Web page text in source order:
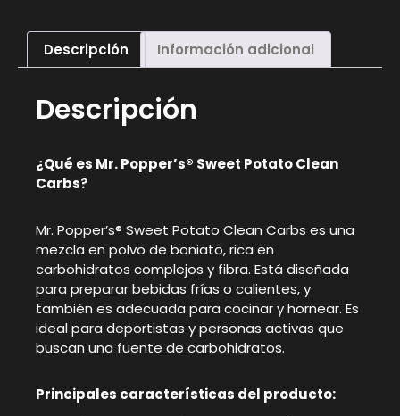
Descripción Información adicional
Descripción
¿Qué es Mr. Popper’s® Sweet Potato Clean
Carbs?
Mr. Popper’s® Sweet Potato Clean Carbs es una
mezcla en polvo de boniato, rica en
carbohidratos complejos y fibra. Está diseñada
para preparar bebidas frías o calientes, y
también es adecuada para cocinar y hornear. Es
ideal para deportistas y personas activas que
buscan una fuente de carbohidratos.
Principales características del producto: